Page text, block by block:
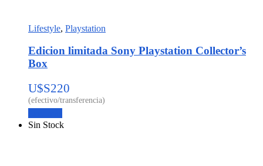
Lifestyle, Playstation
Edicion limitada Sony Playstation Collector’s
Box
U$S220
Sin Stock